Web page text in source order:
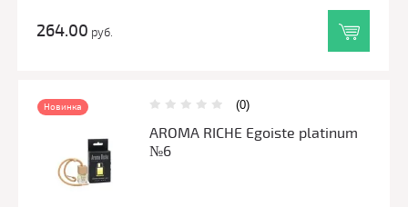
264.00 руб.
Новинка (0)
AROMA RICHE Egoiste platinum
№6